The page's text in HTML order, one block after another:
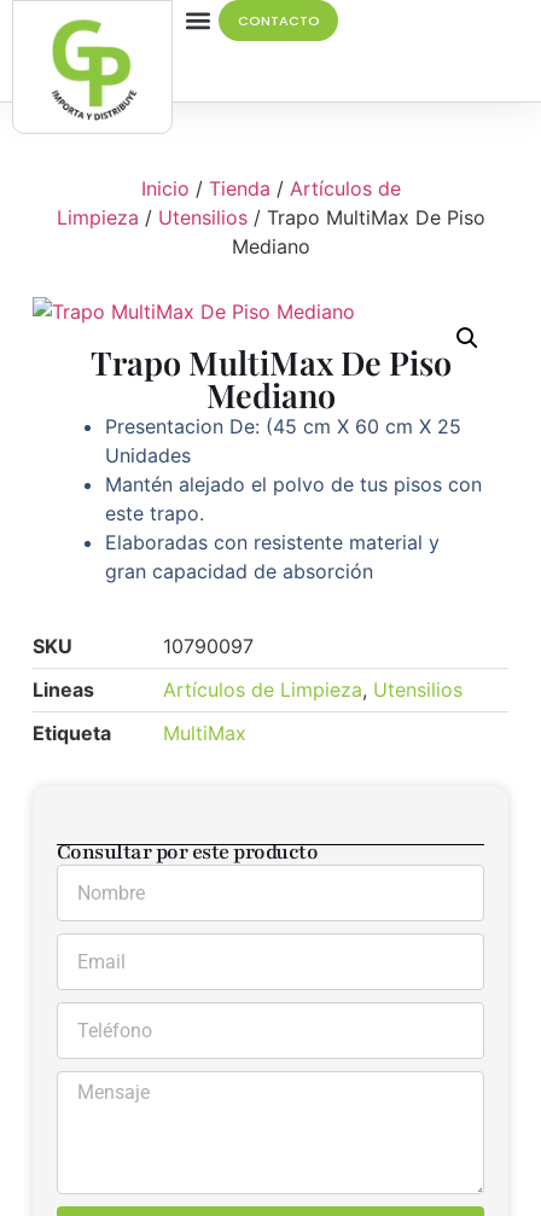
CONTACTO
Inicio / Tienda / Artículos de
Limpieza / Utensilios/ Trapo MultiMax De Piso
Mediano
Trapo MultiMax De Piso
Mediano
Presentacion De: (45 cm X 60 cm X 25
Unidades
Mantén alejado el polvo de tus pisos con
este trapo.
Elaboradas con resistente material y
gran capacidad de absorción
SKU
10790097
Lineas
Artículos de Limpieza, Utensilios
Etiqueta
MultiMax
Consultar por este producto